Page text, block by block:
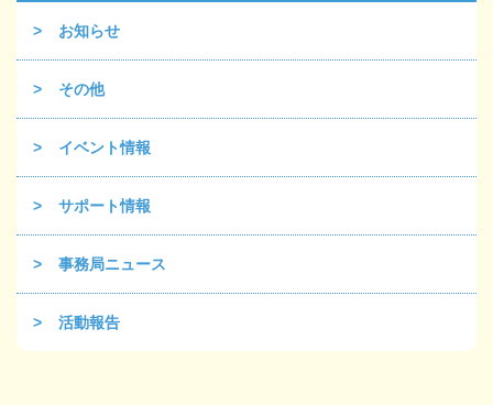
お知らせ
その他
イベント情報
サポート情報
事務局ニュース
活動報告